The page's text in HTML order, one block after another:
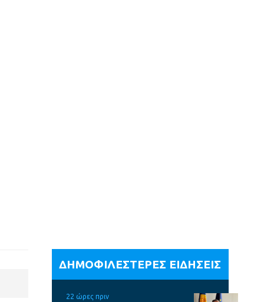
ΔΗΜΟΦΙΛΕΣΤΕΡΕΣ ΕΙΔΗΣΕΙΣ
22 ώρες πριν